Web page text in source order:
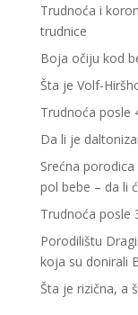
Trudnoća i
trudnice
Boja očiju kod
Šta je Volf-
Trudnoća posle
Da li je
Srećna
pol bebe – da li
Trudnoća posle
Porodilištu
koja su donirali
Šta je rizična, a